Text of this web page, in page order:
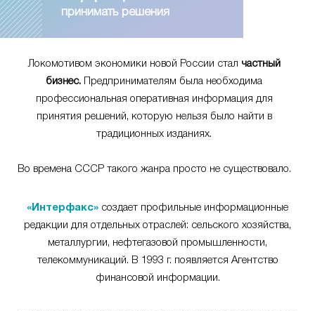
принимать решения
Локомотивом экономики новой России стал частный
бизнес. Предпринимателям была необходима
профессиональная оперативная информация для
принятия решений, которую нельзя было найти в
традиционных изданиях.
Во времена СССР такого жанра просто не существовало.
«Интерфакс» создает профильные информационные
редакции для отдельных отраслей: сельского хозяйства,
металлургии, нефтегазовой промышленности,
телекоммуникаций. В 1993 г. появляется Агентство
финансовой информации.